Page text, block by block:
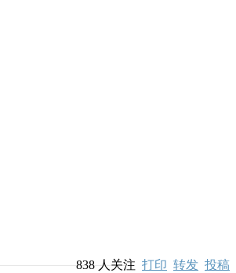
838人关注 打印 转发 投稿